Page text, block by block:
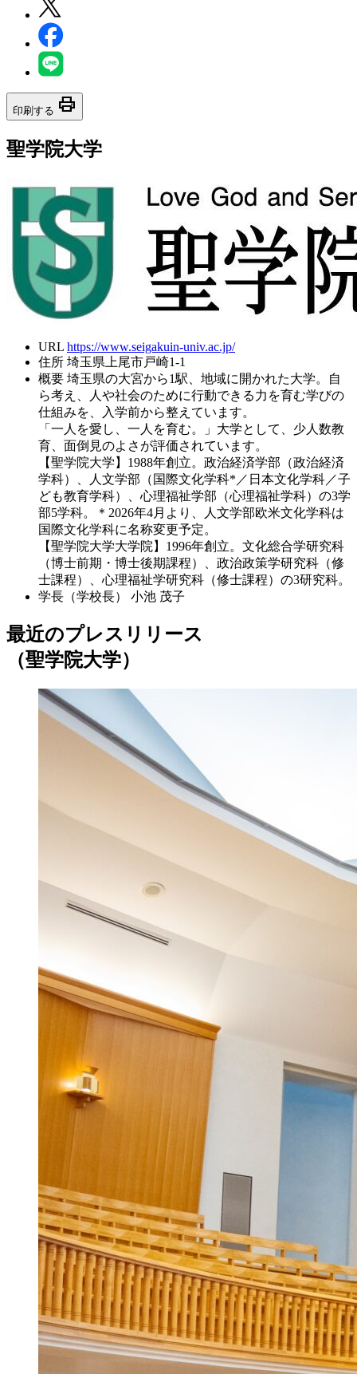
印刷する print
聖学院大学
URL https://www.seigakuin-univ.ac.jp/
住所 埼玉県上尾市戸崎1-1
概要 埼玉県の大宮から1駅、地域に開かれた大学。自
ら考え、人や社会のために行動できる力を育む学びの
仕組みを、入学前から整えています。
「一人を愛し、一人を育む。」大学として、少人数教
育、面倒見のよさが評価されています。
【聖学院大学】1988年創立。政治経済学部（政治経済
学科）、人文学部（国際文化学科*／日本文化学科／子
ども教育学科）、心理福祉学部（心理福祉学科）の3学
部5学科。＊2026年4月より、人文学部欧米文化学科は
国際文化学科に名称変更予定。
【聖学院大学大学院】1996年創立。文化総合学研究科
（博士前期・博士後期課程）、政治政策学研究科（修
士課程）、心理福祉学研究科（修士課程）の3研究科。
学長（学校長）
小池 茂子
最近のプレスリリース
（聖学院大学）